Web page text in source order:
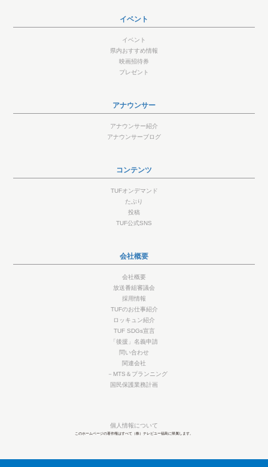
イベント
イベント
県内おすすめ情報
映画招待券
プレゼント
アナウンサー
アナウンサー紹介
アナウンサーブログ
コンテンツ
TUFオンデマンド
たぷり
投稿
TUF公式SNS
会社概要
会社概要
放送番組審議会
採用情報
TUFのお仕事紹介
ロッキュン紹介
TUF SDGs宣言
「後援」名義申請
問い合わせ
関連会社
－MTS＆プランニング
国民保護業務計画
個人情報について
このホームページの著作権はすべて（株）テレビユー福島に帰属します。